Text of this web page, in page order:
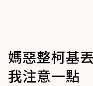
媽惡整柯基
我注意一點